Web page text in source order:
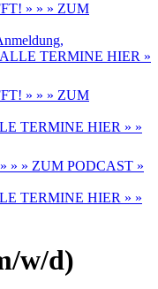
» » » ZUM
ALLE TERMINE HIER »
» » » ZUM
TERMINE HIER » »
» » ZUM PODCAST »
TERMINE HIER » »
w/d)